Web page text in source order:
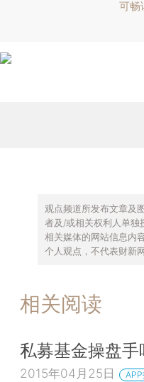
可畅
观点频道所发布文章及
者及/或相关权利人单独
相关媒体的网站信息内
个人观点，不代表财新
相关阅读
私募基金操盘手
2015年04月25日